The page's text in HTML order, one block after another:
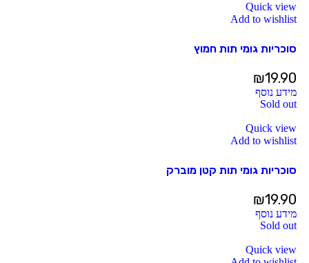
Quick view
Add to wishlist
סוכריות גומי תות חמוץ
₪19.90
מידע נוסף
Sold out
Quick view
Add to wishlist
סוכריות גומי תות קטן מוברק
₪19.90
מידע נוסף
Sold out
Quick view